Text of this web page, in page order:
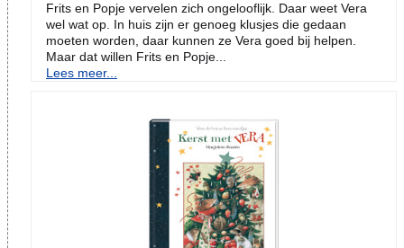
Frits en Popje vervelen zich ongelooflijk. Daar weet Vera
wel wat op. In huis zijn er genoeg klusjes die gedaan
moeten worden, daar kunnen ze Vera goed bij helpen.
Maar dat willen Frits en Popje...
Lees meer...